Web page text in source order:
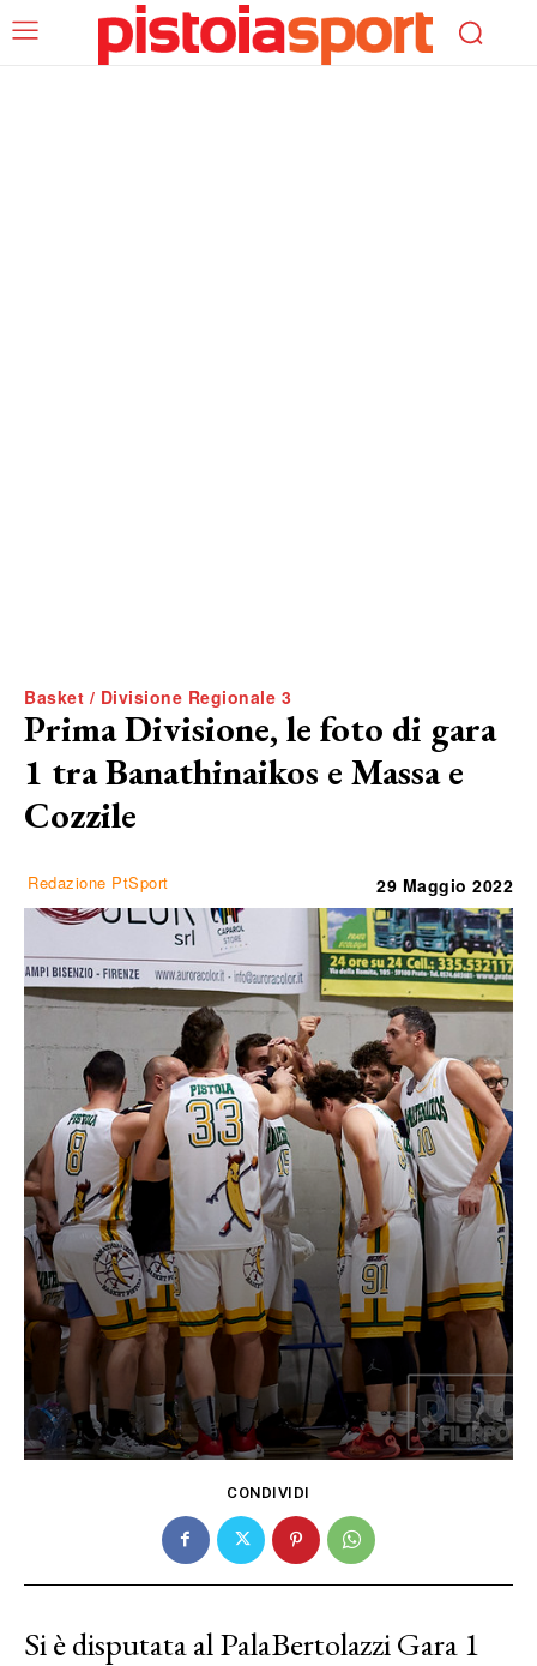
Basket / Divisione Regionale 3
Prima Divisione, le foto di gara
1 tra Banathinaikos e Massa e
Cozzile
Redazione PtSport 29 Maggio 2022
CONDIVIDI
Si è disputata al PalaBertolazzi Gara 1